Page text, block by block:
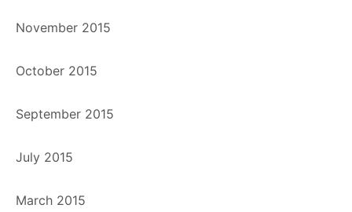
November 2015
October 2015
September 2015
July 2015
March 2015